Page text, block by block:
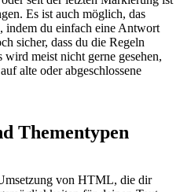
Es ist auch möglich, das
indem du einfach eine Antwort
sicher, dass du die Regeln
wird meist nicht gerne gesehen,
alte oder abgeschlossene
Thementypen
von HTML, die dir